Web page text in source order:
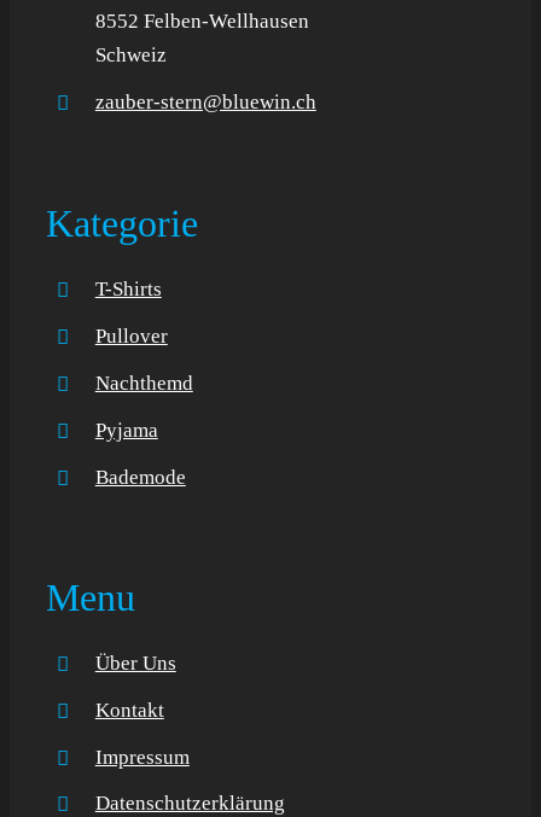
8552 Felben-Wellhausen
Schweiz
zauber-stern@bluewin.ch
Kategorie
T-Shirts
Pullover
Nachthemd
Pyjama
Bademode
Menu
Über Uns
Kontakt
Impressum
Datenschutzerklärung